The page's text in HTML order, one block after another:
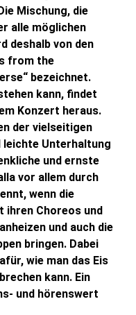
Mischung, die
alle möglichen
deshalb von den
from the
bezeichnet.
kann, findet
Konzert heraus.
der vielseitigen
leichte Unterhaltung
und ernste
vor allem durch
wenn die
ihren Choreos und
und auch die
bringen. Dabei
wie man das Eis
kann. Ein
und hörenswert